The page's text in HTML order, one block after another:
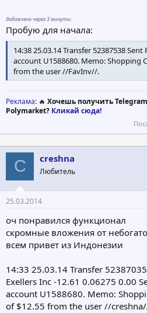
добавлено через 3 минуты
Пробую для начала:
14:38 25.03.14 Transfer 52387538
account U1588680. Memo: Shopping
from the user //FavInv//.
Реклама: 🔥 Хочешь получить
Polymarket? Кликай сюда!
C creshna
Любитель
25.03.2014
оч понравился функционал
скромные вложения от
всем привет из Индонезии
14:33 25.03.14 Transfer
Exellers Inc -12.61 0.06275 0.00
account U1588680. Memo:
of $12.55 from the user //